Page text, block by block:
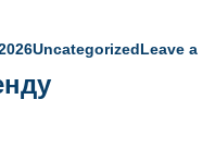
UncategorizedLeave a